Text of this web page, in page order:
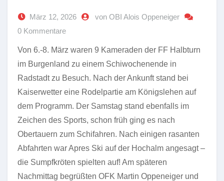
März 12, 2026
von OBI Alois Oppeneiger
0 Kommentare
Von 6.-8. März waren 9 Kameraden der FF Halbturn
im Burgenland zu einem Schiwochenende in
Radstadt zu Besuch. Nach der Ankunft stand bei
Kaiserwetter eine Rodelpartie am Königslehen auf
dem Programm. Der Samstag stand ebenfalls im
Zeichen des Sports, schon früh ging es nach
Obertauern zum Schifahren. Nach einigen rasanten
Abfahrten war Apres Ski auf der Hochalm angesagt –
die Sumpfkröten spielten auf! Am späteren
Nachmittag begrüßten OFK Martin Oppeneiger und